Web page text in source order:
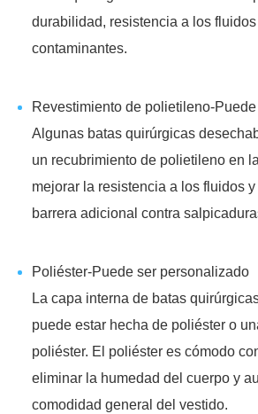
durabilidad, resistencia a los
contaminantes.
Revestimiento de polietileno-
Algunas batas quirúrgicas
un recubrimiento de polietileno en
mejorar la resistencia a los fluidos
barrera adicional contra
Poliéster-Puede ser personalizado
La capa interna de batas
puede estar hecha de poliéster o
poliéster. El poliéster es cómodo
eliminar la humedad del cuerpo y
comodidad general del vestido.